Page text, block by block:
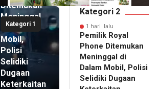
Kategori 1
Ditemukan
Meninggal
di Dalam
Mobil,
Polisi
Selidiki
Dugaan
Keterkaitan
Kategori 2
1 hari lalu
Pemilik Royal
Phone Ditemukan
Meninggal di
Dalam Mobil, Polisi
Selidiki Dugaan